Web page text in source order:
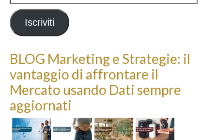
e-
mail
Iscriviti
BLOG Marketing e Strategie: il
vantaggio di affrontare il
Mercato usando Dati sempre
aggiornati